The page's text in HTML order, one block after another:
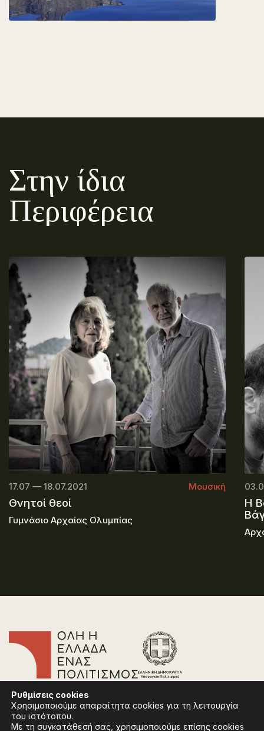
Στην ίδια
Περιφέρεια
17.07 — 18.07.2021 Μουσική
Θνητοί θεοί
Γυμνάσιο Αρχαίας Ολυμπίας
Η
Συχνές Ερωτήσεις
Πολιτική Απορρήτου
Όροι Χρήσης
Ρυθμίσεις cookies
Χρησιμοποιούμε απαραίτητα cookies για τη λειτουργία
του ιστότοπου.
Με τη συγκατάθεσή σας, χρησιμοποιούμε επίσης cookies